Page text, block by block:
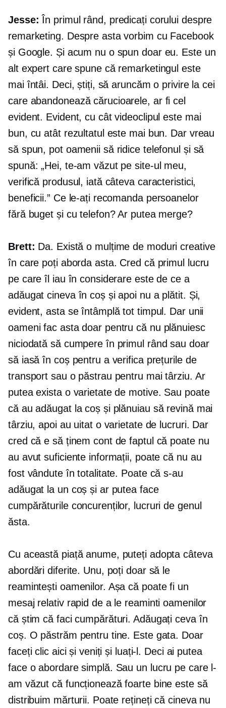
Jesse: În primul rând, predicați corului despre
remarketing. Despre asta vorbim cu Facebook
și Google. Și acum nu o spun doar eu. Este un
alt expert care spune că remarketingul este
mai întâi. Deci, știți, să aruncăm o privire la cei
care abandonează cărucioarele, ar fi cel
evident. Evident, cu cât videoclipul este mai
bun, cu atât rezultatul este mai bun. Dar vreau
să spun, pot oamenii să ridice telefonul și să
spună: „Hei, te-am văzut pe site-ul meu,
verifică produsul, iată câteva caracteristici,
beneficii.” Ce le-ați recomanda persoanelor
fără buget și cu telefon? Ar putea merge?
Brett: Da. Există o mulțime de moduri creative
în care poți aborda asta. Cred că primul lucru
pe care îl iau în considerare este de ce a
adăugat cineva în coș și apoi nu a plătit. Și,
evident, asta se întâmplă tot timpul. Dar unii
oameni fac asta doar pentru că nu plănuiesc
niciodată să cumpere în primul rând sau doar
să iasă în coș pentru a verifica prețurile de
transport sau o păstrau pentru mai târziu. Ar
putea exista o varietate de motive. Sau poate
că au adăugat la coș și plănuiau să revină mai
târziu, apoi au uitat o varietate de lucruri. Dar
cred că e să ținem cont de faptul că poate nu
au avut suficiente informații, poate că nu au
fost vândute în totalitate. Poate că s-au
adăugat la un coș și ar putea face
cumpărăturile concurenților, lucruri de genul
ăsta.
Cu această piață anume, puteți adopta câteva
abordări diferite. Unu, poți doar să le
reamintești oamenilor. Așa că poate fi un
mesaj relativ rapid de a le reaminti oamenilor
că știm că faci cumpărături. Adăugați ceva în
coș. O păstrăm pentru tine. Este gata. Doar
faceți clic aici și veniți și luați-l. Deci ai putea
face o abordare simplă. Sau un lucru pe care l-
am văzut că funcționează foarte bine este să
distribuim mărturii. Poate rețineți că cineva nu